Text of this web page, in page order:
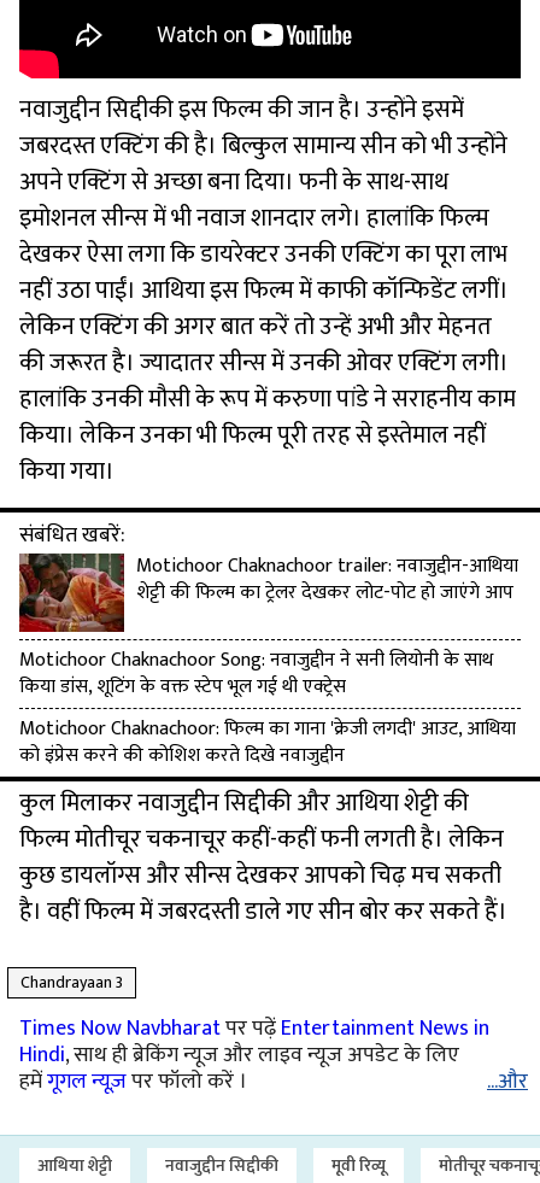
नवाजुद्दीन सिद्दीकी इस फिल्म की जान है। उन्होंने इसमें
जबरदस्त एक्टिंग की है। बिल्कुल सामान्य सीन को भी उन्होंने
अपने एक्टिंग से अच्छा बना दिया। फनी के साथ-साथ
इमोशनल सीन्स में भी नवाज शानदार लगे। हालांकि फिल्म
देखकर ऐसा लगा कि डायरेक्टर उनकी एक्टिंग का पूरा लाभ
नहीं उठा पाईं। आथिया इस फिल्म में काफी कॉन्फिडेंट लगीं।
लेकिन एक्टिंग की अगर बात करें तो उन्हें अभी और मेहनत
की जरूरत है। ज्यादातर सीन्स में उनकी ओवर एक्टिंग लगी।
हालांकि उनकी मौसी के रूप में करुणा पांडे ने सराहनीय काम
किया। लेकिन उनका भी फिल्म पूरी तरह से इस्तेमाल नहीं
किया गया।
संबंधित खबरें:
Motichoor Chaknachoor trailer: नवाजुद्दीन-आथिया
शेट्टी की फिल्म का ट्रेलर देखकर लोट-पोट हो जाएंगे आप
Motichoor Chaknachoor Song: नवाजुद्दीन ने सनी लियोनी के साथ
किया डांस, शूटिंग के वक्त स्टेप भूल गई थी एक्ट्रेस
Motichoor Chaknachoor: फिल्म का गाना 'क्रेजी लगदी' आउट, आथिया
को इंप्रेस करने की कोशिश करते दिखे नवाजुद्दीन
कुल मिलाकर नवाजुद्दीन सिद्दीकी और आथिया शेट्टी की
फिल्म मोतीचूर चकनाचूर कहीं-कहीं फनी लगती है। लेकिन
कुछ डायलॉग्स और सीन्स देखकर आपको चिढ़ मच सकती
है। वहीं फिल्म में जबरदस्ती डाले गए सीन बोर कर सकते हैं।
Chandrayaan 3
Times Now Navbharatपर पढ़ेंEntertainment News in
Hindi, साथ ही ब्रेकिंग न्यूज और लाइव न्यूज अपडेट के लिए
हमेंगूगल न्यूज़पर फॉलो करें । ...और
आथिया शेट्टी नवाजुद्दीन सिद्दीकी मूवी रिव्यू मोतीचूर